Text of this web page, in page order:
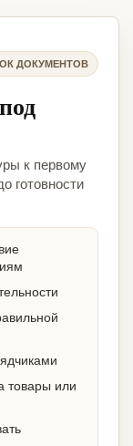
ДОКУМЕНТОВ
к первому
готовности
товары или